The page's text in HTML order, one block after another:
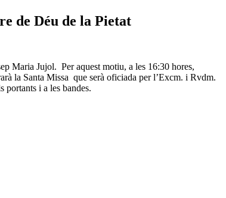
de Déu de la Pietat
Maria Jujol. Per aquest motiu, a les 16:30 hores,
la Santa Missa que serà oficiada per l’Excm. i Rvdm.
portants i a les bandes.